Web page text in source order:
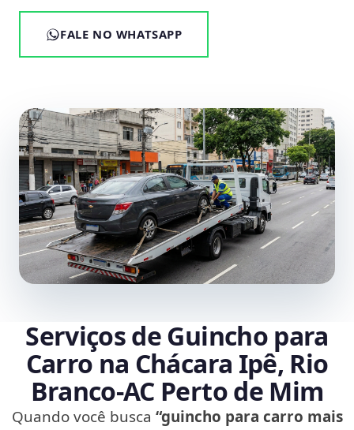
FALE NO WHATSAPP
Serviços de Guincho para
Carro na Chácara Ipê, Rio
Branco‑AC Perto de Mim
Quando você busca “guincho para carro mais